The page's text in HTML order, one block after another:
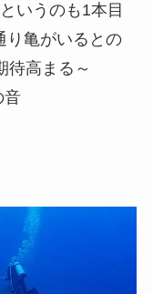
いうのも1本目
り亀がいるとの
待高まる～
音